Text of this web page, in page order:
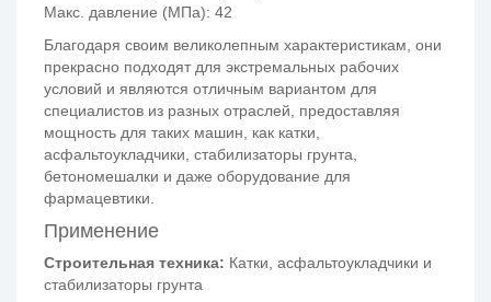
Макс. давление (МПа): 42
Благодаря своим великолепным характеристикам, они
прекрасно подходят для экстремальных рабочих
условий и являются отличным вариантом для
специалистов из разных отраслей, предоставляя
мощность для таких машин, как катки,
асфальтоукладчики, стабилизаторы грунта,
бетономешалки и даже оборудование для
фармацевтики.
Применение
Строительная техника: Катки, асфальтоукладчики и
стабилизаторы грунта